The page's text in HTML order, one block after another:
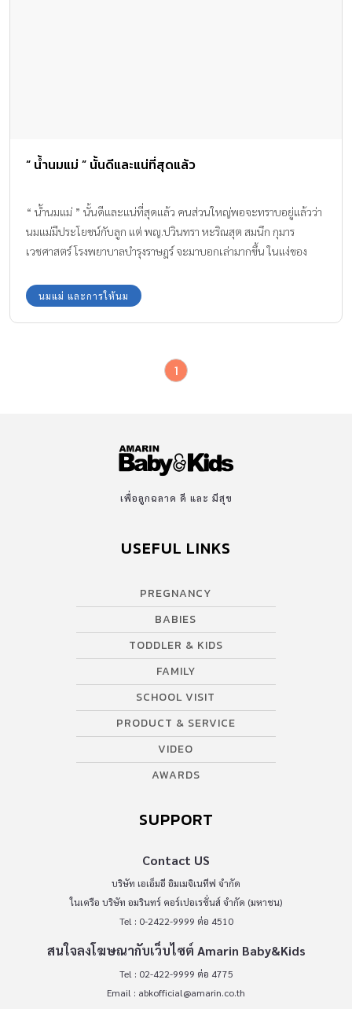
“ น้ำนมแม่ ” นั้นดีและแน่ที่สุดแล้ว
“ น้ำนมแม่ ” นั้นดีและแน่ที่สุดแล้ว คนส่วนใหญ่พอจะทราบอยู่แล้วว่า
นมแม่มีประโยชน์กับลูก แต่ พญ.ปวินทรา หะริณสุต สมนึก กุมาร
เวชศาสตร์ โรงพยาบาลบํารุงราษฎร์ จะมาบอกเล่ามากขึ้น ในแง่ของ
กันมากมายทั่วโลก อย่างเช่น องค์การอนามัยโลก กําหนดไว้ว่า ควรให้
นมแม่อย่างน้อย6เดือนในขณะที่ American Academy of Pediatrics
กิโลกรัม 4 เท่าก็คือ 12 กิโลกรัม ซึ่งเฉลี่ยแล้วเท่ากับอายุ 2 ขวบ
นมแม่ และการให้นม
1
เพื่อลูกฉลาด ดี และ มีสุข
USEFUL LINKS
PREGNANCY
BABIES
TODDLER & KIDS
FAMILY
SCHOOL VISIT
PRODUCT & SERVICE
VIDEO
AWARDS
SUPPORT
Contact US
บริษัท เอเอ็มอี อิมเมจิเนทีฟ จำกัด
ในเครือ บริษัท อมรินทร์ คอร์เปอเรชั่นส์ จำกัด (มหาชน)
Tel : 0-2422-9999 ต่อ 4510
สนใจลงโฆษณากับเว็บไซต์ Amarin Baby&Kids
Tel : 02-422-9999 ต่อ 4775
Email : abkofficial@amarin.co.th